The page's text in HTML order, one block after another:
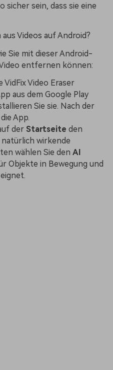
sicher sein, dass sie eine
Videos auf Android?
Sie mit dieser Android-
entfernen können:
VidFix Video Eraser
aus dem Google Play
Sie sie. Nach der
App.
der Startseite den
natürlich wirkende
wählen Sie den AI
Objekte in Bewegung und